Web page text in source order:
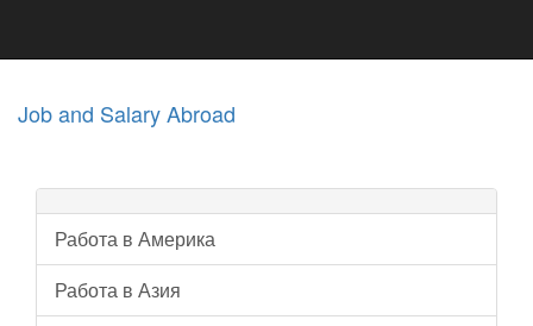
Job and Salary Abroad
Работа в Америка
Работа в Азия